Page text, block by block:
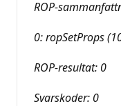
ROP-
0: ropSetProps
ROP-resultat: 0
Svarskoder: 0